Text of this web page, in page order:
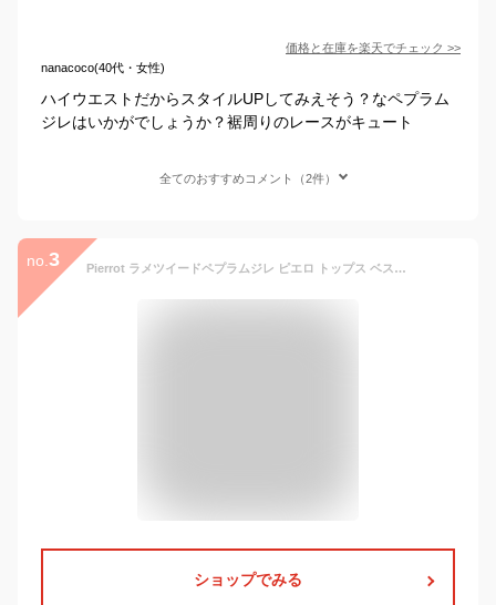
価格と在庫を楽天でチェック >>
nanacoco(40代・女性)
ハイウエストだからスタイルUPしてみえそう？なペプラム
ジレはいかがでしょうか？裾周りのレースがキュート
全てのおすすめコメント（2件）
no. 3 Pierrot ラメツイードペプラムジレ ピエロ トップス ベスト・ジレ ホワイト ブラック【送料無料】
ショップでみる